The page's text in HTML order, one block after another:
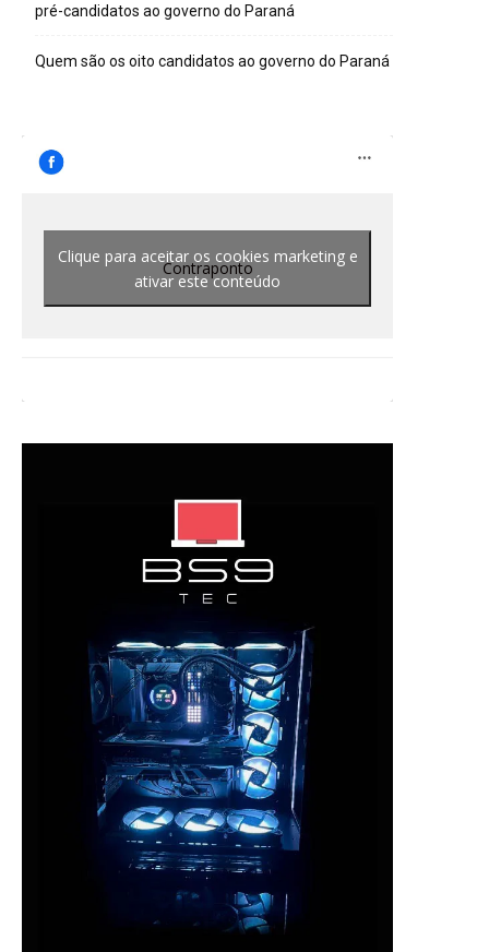
pré-candidatos ao governo do Paraná
Quem são os oito candidatos ao governo do Paraná
Contraponto
Clique para aceitar os cookies marketing e
ativar este conteúdo